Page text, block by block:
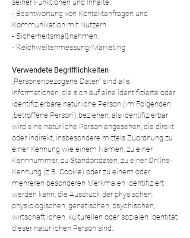
seiner Funktionen und Inhalte.
- Beantwortung von Kontaktanfragen und
Kommunikation mit Nutzern.
- Sicherheitsmaßnahmen.
- Reichweitenmessung/Marketing
Verwendete Begrifflichkeiten
„Personenbezogene Daten“ sind alle
Informationen, die sich auf eine identifizierte oder
identifizierbare natürliche Person (im Folgenden
„betroffene Person“) beziehen; als identifizierbar
wird eine natürliche Person angesehen, die direkt
oder indirekt, insbesondere mittels Zuordnung zu
einer Kennung wie einem Namen, zu einer
Kennnummer, zu Standortdaten, zu einer Online-
Kennung (z.B. Cookie) oder zu einem oder
mehreren besonderen Merkmalen identifiziert
werden kann, die Ausdruck der physischen,
physiologischen, genetischen, psychischen,
wirtschaftlichen, kulturellen oder sozialen Identität
dieser natürlichen Person sind.